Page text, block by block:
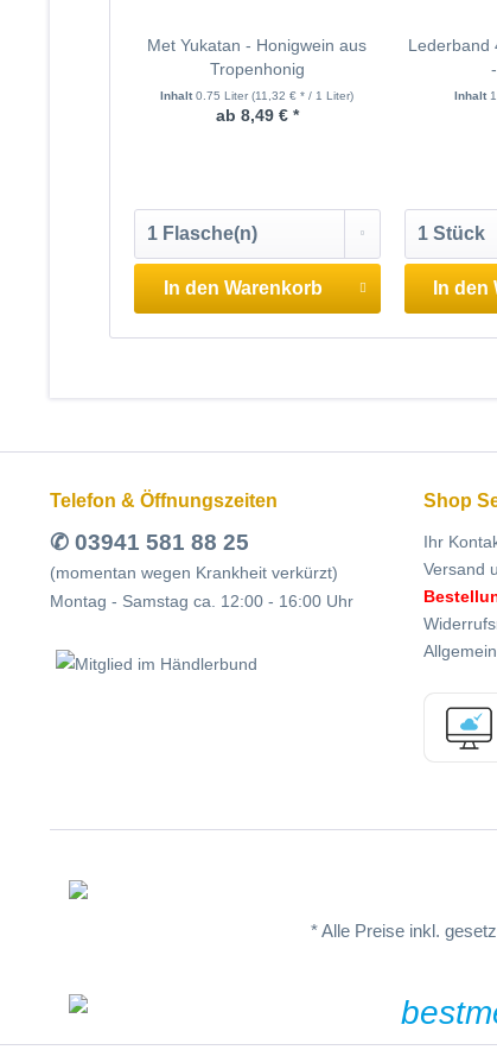
Met Yukatan - Honigwein aus
Tropenhonig
Inhalt0.75 Liter(11,32 € * / 1 Liter)
ab 8,49 € *
In den Warenkorb
Lederband
Inhalt
In den
Telefon & Öffnungszeiten
✆ 03941 581 88 25
(momentan wegen Krankheit verkürzt)
Montag - Samstag ca. 12:00 - 16:00 Uhr
Shop
Ihr
Versand
* Alle Preise inkl.